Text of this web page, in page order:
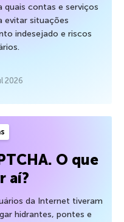
quais contas e serviços
evitar situações
indesejado e riscos
2026
O que
aí?
da Internet tiveram
hidrantes, pontes e